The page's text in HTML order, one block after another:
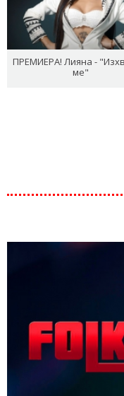
ПРЕМИЕРА! Лияна -
ме"